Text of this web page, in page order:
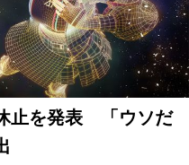
止を発表 「ウソだ